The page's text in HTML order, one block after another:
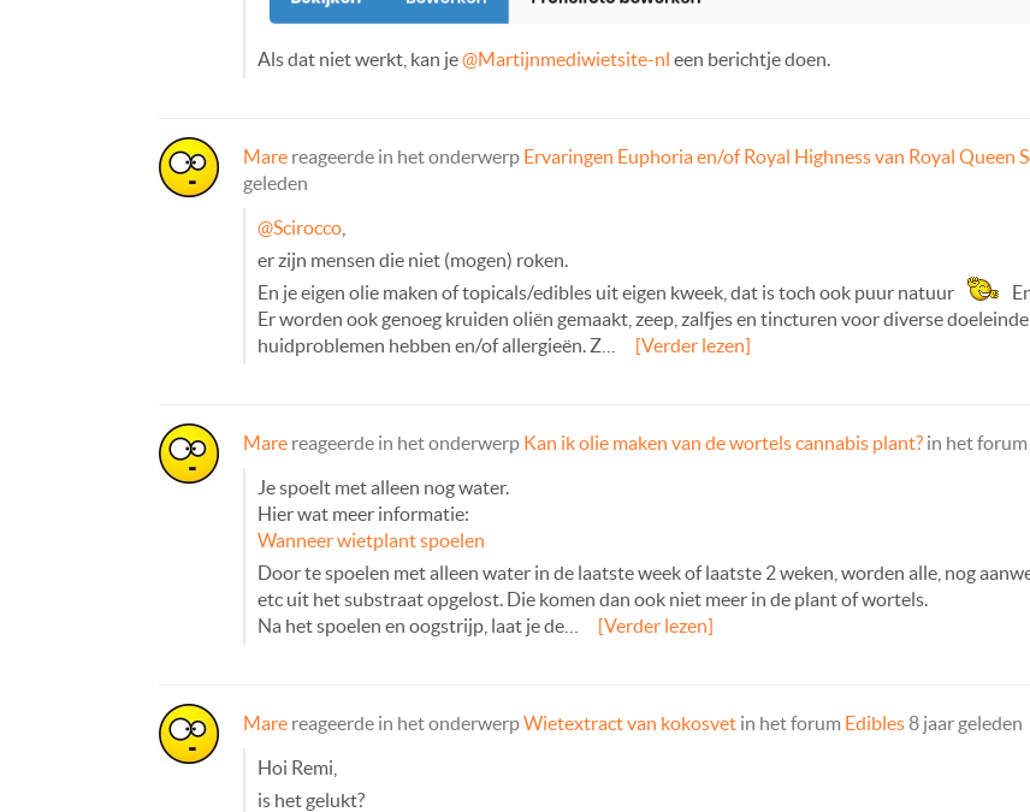
Als dat niet werkt, kan je@Martijnmediwietsite-nl een berichtje doen.
Mare reageerde in het onderwerp Ervaringen Euphoria en/of Royal Highness van Royal Queen
geleden
@Scirocco
er zijn mensen die niet (mogen) roken.
En je eigen olie maken of topicals/edibles uit eigen kweek, dat is toch ook puur natuur
Er worden ook genoeg kruiden oliën gemaakt, zeep, zalfjes en tincturen voor diverse
huidproblemen hebben en/of allergieën. Z…
[Verder lezen]
Mare reageerde in het onderwerp Kan ik olie maken van de wortels cannabis plant? in het forum
Je spoelt met alleen nog water.
Hier wat meer informatie:
Wanneer wietplant spoelen
Door te spoelen met alleen water in de laatste week of laatste 2 weken, worden alle, nog
etc uit het substraat opgelost. Die komen dan ook niet meer in de plant of wortels.
Na het spoelen en oogstrijp, laat je de…
[Verder lezen]
Mare reageerde in het onderwerpWietextract van kokosvet in het forum Edibles8 jaar geleden
Hoi Remi,
is het gelukt?